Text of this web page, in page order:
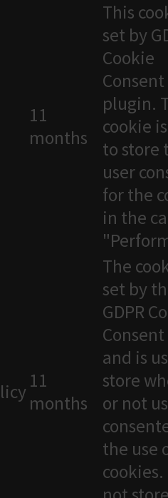
11
months
This
set by
Cookie
Consent
plugin.
cookie
to store
user
for the
in the
11
months
The
set by
GDPR
and is
store
or not
the use